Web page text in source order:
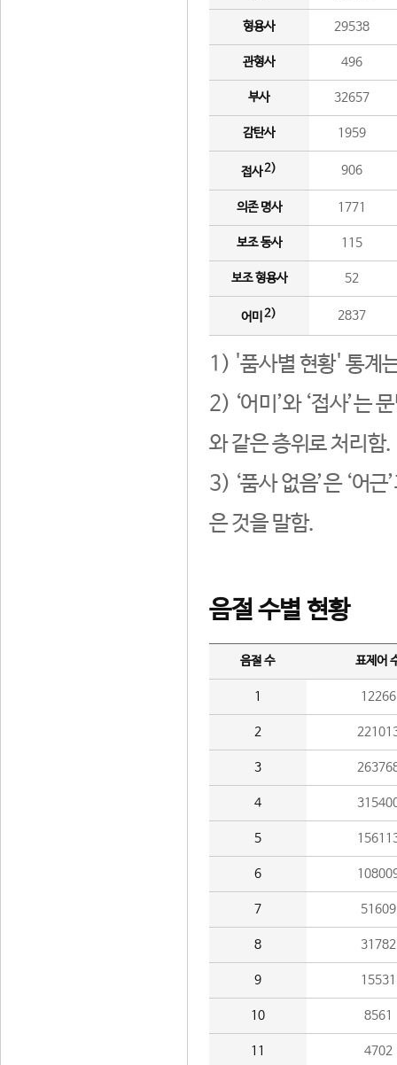
형용사 29538
관형사 496
부사 32657
감탄사 1959
접사2) 906
의존 명사 1771
보조 동사 115
보조 형용사 52
어미 2) 2837
1) '품사별 현황' 통계
2) ‘어미’와 ‘접사’는
와 같은 층위로 처리함.
3) ‘품사 없음’은 ‘어
은 것을 말함.
음절 수별 현황
음절 수 표제어
1 12266
2
3
4
5
6
7 51609
8 31782
9 15531
10 8561
11 4702